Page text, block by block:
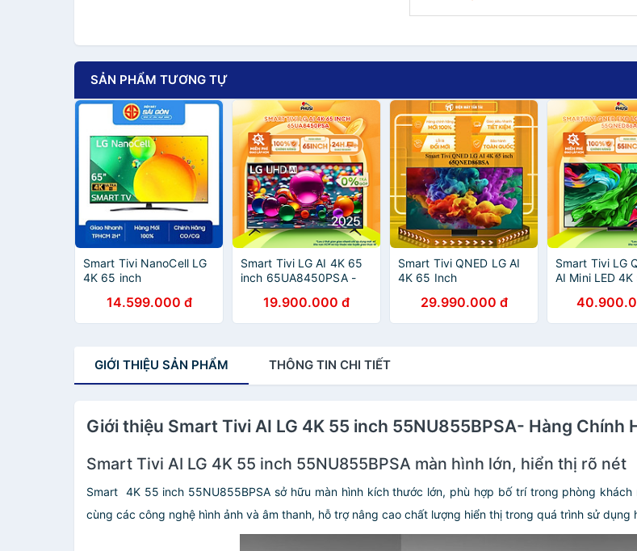
SẢN PHẨM TƯƠNG TỰ
Smart Tivi NanoCell LG
4K 65 inch
2022-Hàng chính hãng
14.599.000 đ
Smart Tivi LG AI 4K 65
inch 65UA8450PSA -
100%19.900.000 đ
Smart Tivi QNED LG AI
4K 65 Inch
CHÍNH HÃNG - CHỈ
GIAO HCM
29.990.000 đ
Smart Tivi LG
AI Mini LED
Inch
Inch
GIỚI THIỆU SẢN PHẨM THÔNG TIN CHI TIẾT
Giới thiệu Smart Tivi AI LG 4K 55 inch 55NU855BPSA- Hàng Chính
Smart Tivi AI LG 4K 55 inch 55NU855BPSA màn hình lớn, hiển thị rõ nét
Smart 4K 55 inch 55NU855BPSA sở hữu màn hình kích thước lớn, phù hợp bố trí trong phòng
cùng các công nghệ hình ảnh và âm thanh, hỗ trợ nâng cao chất lượng hiển thị trong quá trình sử dụng